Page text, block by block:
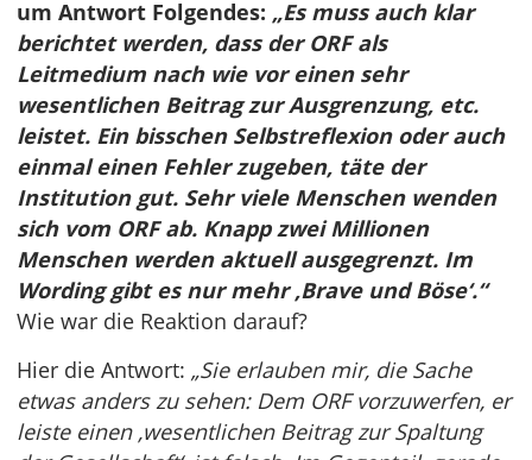
um Antwort Folgendes: „Es muss auch klar
berichtet werden, dass der ORF als
Leitmedium nach wie vor einen sehr
wesentlichen Beitrag zur Ausgrenzung, etc.
leistet. Ein bisschen Selbstreflexion oder auch
einmal einen Fehler zugeben, täte der
Institution gut. Sehr viele Menschen wenden
sich vom ORF ab. Knapp zwei Millionen
Menschen werden aktuell ausgegrenzt. Im
Wording gibt es nur mehr ‚Brave und Böse‘.“
Wie war die Reaktion darauf?
Hier die Antwort: „Sie erlauben mir, die Sache
etwas anders zu sehen: Dem ORF vorzuwerfen, er
leiste einen ‚wesentlichen Beitrag zur Spaltung